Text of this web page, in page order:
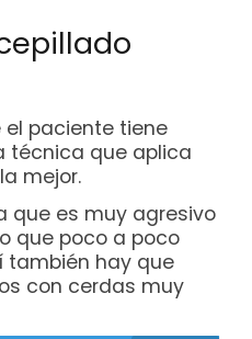
el paciente tiene
técnica que aplica
mejor.
que es muy agresivo
que poco a poco
también hay que
con cerdas muy